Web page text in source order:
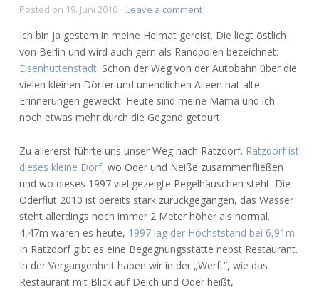
Posted on 19. Juni 2010 Leave a commenton
it’s
near
Poland
Ich bin ja gestern in meine Heimat gereist. Die liegt östlich
von Berlin und wird auch gern als Randpolen bezeichnet:
Eisenhüttenstadt. Schon der Weg von der Autobahn über die
vielen kleinen Dörfer und unendlichen Alleen hat alte
Erinnerungen geweckt. Heute sind meine Mama und ich
noch etwas mehr durch die Gegend getourt.
Zu allererst führte uns unser Weg nach Ratzdorf. Ratzdorf ist
dieses kleine Dorf, wo Oder und Neiße zusammenfließen
und wo dieses 1997 viel gezeigte Pegelhäuschen steht. Die
Oderflut 2010 ist bereits stark zurückgegangen, das Wasser
steht allerdings noch immer 2 Meter höher als normal.
4,47m waren es heute, 1997 lag der Höchststand bei 6,91m.
In Ratzdorf gibt es eine Begegnungsstätte nebst Restaurant.
In der Vergangenheit haben wir in der „Werft“, wie das
Restaurant mit Blick auf Deich und Oder heißt,